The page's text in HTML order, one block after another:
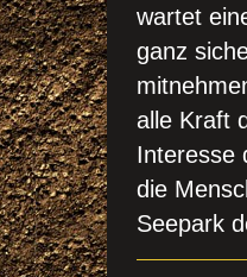
wartet
ganz
alle Kraft
Interesse
die
Seepark